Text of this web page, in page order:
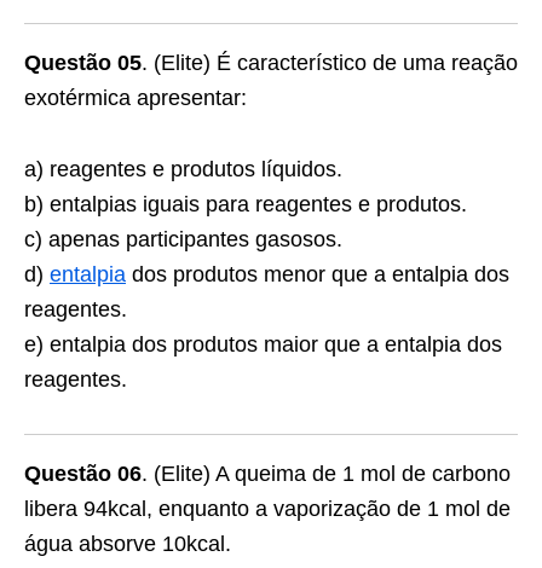
Questão 05. (Elite) É característico de uma reação
exotérmica apresentar:
a) reagentes e produtos líquidos.
b) entalpias iguais para reagentes e produtos.
c) apenas participantes gasosos.
d) entalpia dos produtos menor que a entalpia dos
reagentes.
e) entalpia dos produtos maior que a entalpia dos
reagentes.
Questão 06. (Elite) A queima de 1 mol de carbono
libera 94kcal, enquanto a vaporização de 1 mol de
água absorve 10kcal.